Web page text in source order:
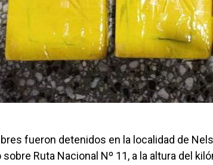
fueron detenidos en la localidad de
sobre Ruta Nacional Nº 11, a la altura del